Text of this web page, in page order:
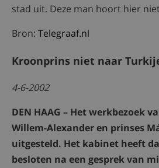
stad uit. Deze man hoort hier
Bron: Telegraaf.nl
Kroonprins niet naar
4-6-2002
DEN HAAG – Het werkbezoek
Willem-Alexander en prinses
uitgesteld. Het kabinet heeft
besloten na een gesprek van